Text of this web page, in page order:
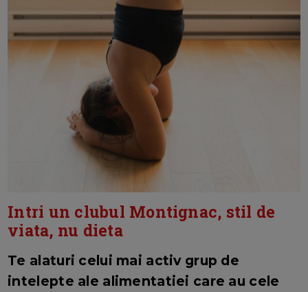
Intri un clubul Montignac, stil de
viata, nu dieta
Te alaturi celui mai activ grup de
intelepte ale alimentatiei care au cele